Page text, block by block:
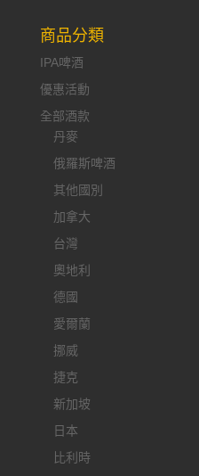
商品分類
IPA啤酒
優惠活動
全部酒款
丹麥
俄羅斯啤酒
其他國別
加拿大
台灣
奧地利
德國
愛爾蘭
挪威
捷克
新加坡
日本
比利時